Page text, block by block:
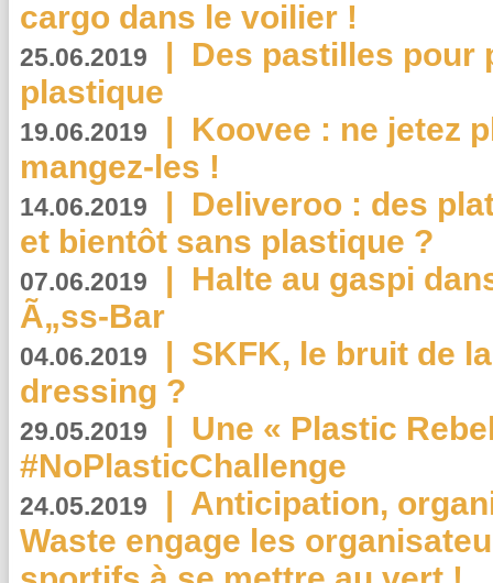
cargo dans le voilier !
25.06.2019 | Des pastilles pour
plastique
19.06.2019 | Koovee : ne jetez
mangez-les !
14.06.2019 | Deliveroo : des
et bientôt sans plastique ?
07.06.2019 | Halte au gaspi
Ã„ss-Bar
04.06.2019 | SKFK, le bruit de
dressing ?
29.05.2019 | Une « Plastic
#NoPlasticChallenge
24.05.2019 | Anticipation,
Waste engage les